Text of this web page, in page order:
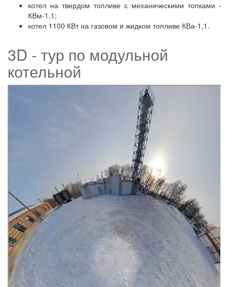
котел на твердом топливе с механическими топками -
КВм-1,1;
котел 1100 КВт на газовом и жидком топливе КВа-1,1.
3D - тур по модульной
котельной